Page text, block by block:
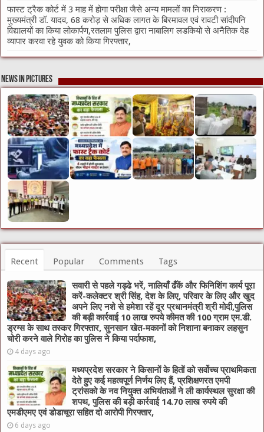
फास्ट ट्रैक कोर्ट में 3 माह में होगा परीक्षा जैसे अन्य मामलों का निराकरण :
मुख्यमंत्री डॉ. यादव, 68 करोड़ से अधिक लागत के बिरमावल एवं रावटी सांदीपनि
विद्यालयों का किया लोकार्पण,रतलाम पुलिस द्वारा नाबालिग लडकियो से अनैतिक देह
व्यापार करवा रहे युवक को किया गिरफ्तार,
News in Pictures
Recent Popular Comments Tags
सवारी से पहले गड्ढे भरें, नालियाँ ढँकें और फिनिशिंग कार्य पूरा
करें-कलेक्टर श्री सिंह, देश के लिए, परिवार के लिए और खुद
अपने लिए नशे से हमेशा रहें दूर प्रधानमंत्री श्री मोदी,पुलिस
की बड़ी कार्रवाई 10 लाख रुपये कीमत की 100 ग्राम एम.डी.
ड्रग्स के साथ तस्कर गिरफ्तार, सुनसान खेत-मकानों को निशाना बनाकर लहसुन
चोरी करने वाले गिरोह का पुलिस ने किया पर्दाफाश,
4 days ago
मध्यप्रदेश सरकार ने किसानों के हितों को सर्वोच्च प्राथमिकता
देते हुए कई महत्वपूर्ण निर्णय लिए हैं, प्रशिक्षणरत एमपी
ट्रांसको के नव नियुक्त अभियंताओं ने ली कार्यस्थल सुरक्षा की
शपथ, पुलिस की बड़ी कार्रवाई 14.70 लाख रुपये की
एमडीएमए एवं डोडाचूरा सहित दो आरोपी गिरफ्तार,
6 days ago